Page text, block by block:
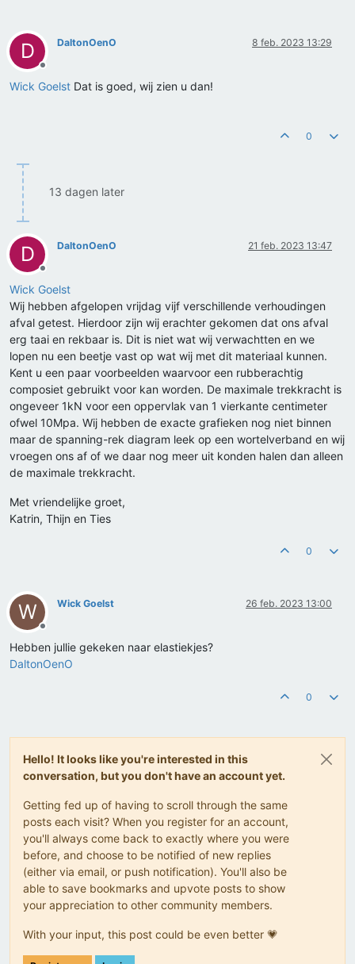
D
Offline
DaltonOenO 8 feb. 2023 13:29
Wick Goelst Dat is goed, wij zien u dan!
0
13 dagen later
D
Offline
DaltonOenO 21 feb. 2023 13:47
Wick Goelst
Wij hebben afgelopen vrijdag vijf verschillende verhoudingen
afval getest. Hierdoor zijn wij erachter gekomen dat ons afval
erg taai en rekbaar is. Dit is niet wat wij verwachtten en we
lopen nu een beetje vast op wat wij met dit materiaal kunnen.
Kent u een paar voorbeelden waarvoor een rubberachtig
composiet gebruikt voor kan worden. De maximale trekkracht is
ongeveer 1kN voor een oppervlak van 1 vierkante centimeter
ofwel 10Mpa. Wij hebben de exacte grafieken nog niet binnen
maar de spanning-rek diagram leek op een wortelverband en wij
vroegen ons af of we daar nog meer uit konden halen dan alleen
de maximale trekkracht.
Met vriendelijke groet,
Katrin, Thijn en Ties
0
W
Offline
Wick Goelst 26 feb. 2023 13:00
Hebben jullie gekeken naar elastiekjes?
DaltonOenO
0
Hello! It looks like you're interested in this
conversation, but you don't have an account yet.
Getting fed up of having to scroll through the same
posts each visit? When you register for an account,
you'll always come back to exactly where you were
before, and choose to be notified of new replies
(either via email, or push notification). You'll also be
able to save bookmarks and upvote posts to show
your appreciation to other community members.
With your input, this post could be even better 💗